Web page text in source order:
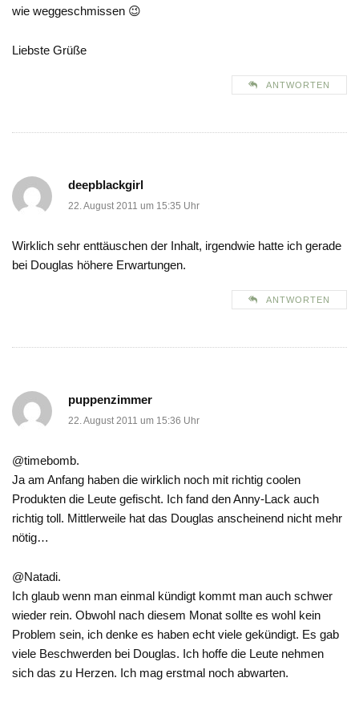
wie weggeschmissen 😉
Liebste Grüße
ANTWORTEN
deepblackgirl
22. August 2011 um 15:35 Uhr
Wirklich sehr enttäuschen der Inhalt, irgendwie hatte ich gerade
bei Douglas höhere Erwartungen.
ANTWORTEN
puppenzimmer
22. August 2011 um 15:36 Uhr
@timebomb.
Ja am Anfang haben die wirklich noch mit richtig coolen
Produkten die Leute gefischt. Ich fand den Anny-Lack auch
richtig toll. Mittlerweile hat das Douglas anscheinend nicht mehr
nötig…
@Natadi.
Ich glaub wenn man einmal kündigt kommt man auch schwer
wieder rein. Obwohl nach diesem Monat sollte es wohl kein
Problem sein, ich denke es haben echt viele gekündigt. Es gab
viele Beschwerden bei Douglas. Ich hoffe die Leute nehmen
sich das zu Herzen. Ich mag erstmal noch abwarten.